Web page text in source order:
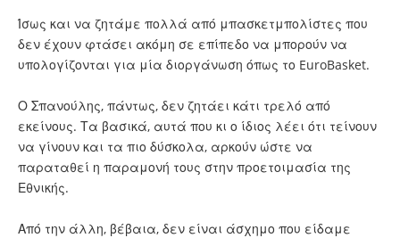
Ίσως και να ζητάμε πολλά από μπασκετμπολίστες που
δεν έχουν φτάσει ακόμη σε επίπεδο να μπορούν να
υπολογίζονται για μία διοργάνωση όπως το EuroBasket.
Ο Σπανούλης, πάντως, δεν ζητάει κάτι τρελό από
εκείνους. Τα βασικά, αυτά που κι ο ίδιος λέει ότι τείνουν
να γίνουν και τα πιο δύσκολα, αρκούν ώστε να
παραταθεί η παραμονή τους στην προετοιμασία της
Εθνικής.
Από την άλλη, βέβαια, δεν είναι άσχημο που είδαμε